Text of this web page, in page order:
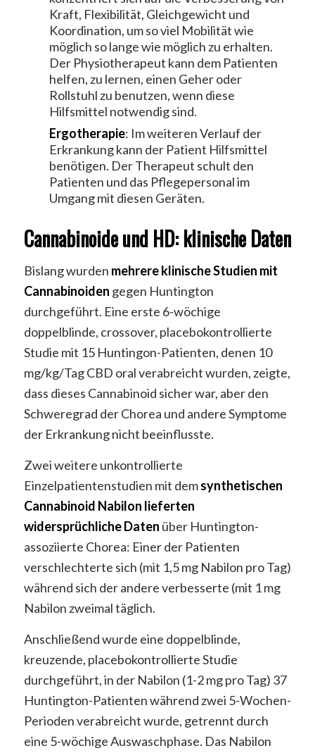
Kraft, Flexibilität, Gleichgewicht und
Koordination, um so viel Mobilität wie
möglich so lange wie möglich zu erhalten.
Der Physiotherapeut kann dem Patienten
helfen, zu lernen, einen Geher oder
Rollstuhl zu benutzen, wenn diese
Hilfsmittel notwendig sind.
Ergotherapie: Im weiteren Verlauf der
Erkrankung kann der Patient Hilfsmittel
benötigen. Der Therapeut schult den
Patienten und das Pflegepersonal im
Umgang mit diesen Geräten.
Cannabinoide und HD: klinische Daten
Bislang wurden mehrere klinische Studien mit
Cannabinoiden gegen Huntington
durchgeführt. Eine erste 6-wöchige
doppelblinde, crossover, placebokontrollierte
Studie mit 15 Huntingon-Patienten, denen 10
mg/kg/Tag CBD oral verabreicht wurden, zeigte,
dass dieses Cannabinoid sicher war, aber den
Schweregrad der Chorea und andere Symptome
der Erkrankung nicht beeinflusste.
Zwei weitere unkontrollierte
Einzelpatientenstudien mit demsynthetischen
Cannabinoid Nabilon lieferten
widersprüchliche Daten über Huntington-
assoziierte Chorea: Einer der Patienten
verschlechterte sich (mit 1,5 mg Nabilon pro Tag)
während sich der andere verbesserte (mit 1 mg
Nabilon zweimal täglich.
Anschließend wurde eine doppelblinde,
kreuzende, placebokontrollierte Studie
durchgeführt, in der Nabilon (1-2 mg pro Tag) 37
Huntington-Patienten während zwei 5-Wochen-
Perioden verabreicht wurde, getrennt durch
eine 5-wöchige Auswaschphase. Das Nabilon